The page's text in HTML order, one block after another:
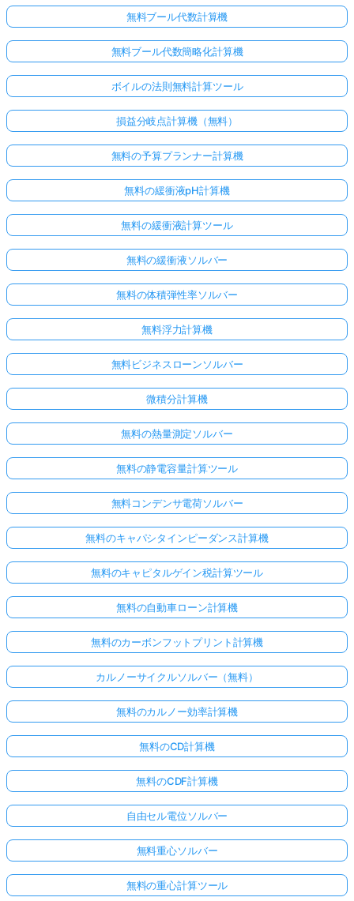
無料ブール代数計算機
無料ブール代数簡略化計算機
ボイルの法則無料計算ツール
損益分岐点計算機（無料）
無料の予算プランナー計算機
無料の緩衝液pH計算機
無料の緩衝液計算ツール
無料の緩衝液ソルバー
無料の体積弾性率ソルバー
無料浮力計算機
無料ビジネスローンソルバー
微積分計算機
無料の熱量測定ソルバー
無料の静電容量計算ツール
無料コンデンサ電荷ソルバー
無料のキャパシタインピーダンス計算機
無料のキャピタルゲイン税計算ツール
無料の自動車ローン計算機
無料のカーボンフットプリント計算機
カルノーサイクルソルバー（無料）
無料のカルノー効率計算機
無料のCD計算機
無料のCDF計算機
自由セル電位ソルバー
無料重心ソルバー
無料の重心計算ツール